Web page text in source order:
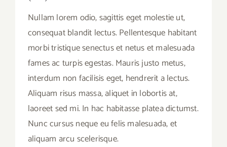
Nullam lorem odio, sagittis eget molestie ut,
consequat blandit lectus. Pellentesque habitant
morbi tristique senectus et netus et malesuada
fames ac turpis egestas. Mauris justo metus,
interdum non facilisis eget, hendrerit a lectus.
Aliquam risus massa, aliquet in lobortis at,
laoreet sed mi. In hac habitasse platea dictumst.
Nunc cursus neque eu felis malesuada, et
aliquam arcu scelerisque.